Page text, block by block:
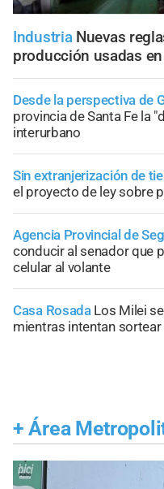
Industria Nuevas
producción usadas
Desde la perspectiva de
provincia de Santa Fe la
interurbano
Sin extranjerización de
el proyecto de ley sobre
Agencia Provincial de
conducir al senador que
celular al volante
Casa Rosada Los Milei
mientras intentan
+ Área